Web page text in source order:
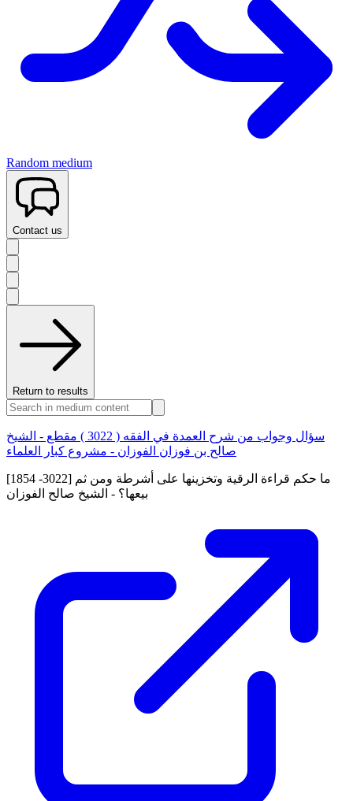
Random medium
Contact us
Return to results
سؤال وجواب من شرح العمدة في الفقه ( 3022 ) مقطع - الشيخ
صالح بن فوزان الفوزان - مشروع كبار العلماء
[1854 -3022] ما حكم قراءة الرقية وتخزينها على أشرطة ومن ثم
بيعها؟ - الشيخ صالح الفوزان